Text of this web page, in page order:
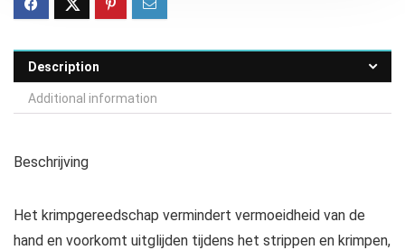
Description
Additional information
Beschrijving
Het krimpgereedschap vermindert vermoeidheid van de
hand en voorkomt uitglijden tijdens het strippen en krimpen,